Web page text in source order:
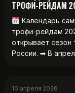
ТРОФИ-РЕЙДАМ
Календарь
трофи-рейдам
открывает сезон
России. ➡ В
10 апреля 2026